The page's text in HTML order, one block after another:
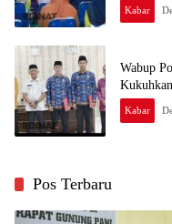
Kabar
Wabup
Kabar
Pos Terbaru